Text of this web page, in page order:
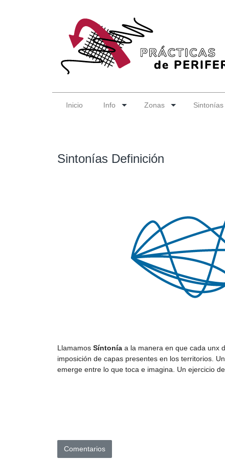
Inicio Info Zonas Sintonías
Sintonías Definición
Llamamos Síntonía a la manera en que cada unx
imposición de capas presentes en los territorios.
emerge entre lo que toca e imagina. Un ejercicio
Comentarios